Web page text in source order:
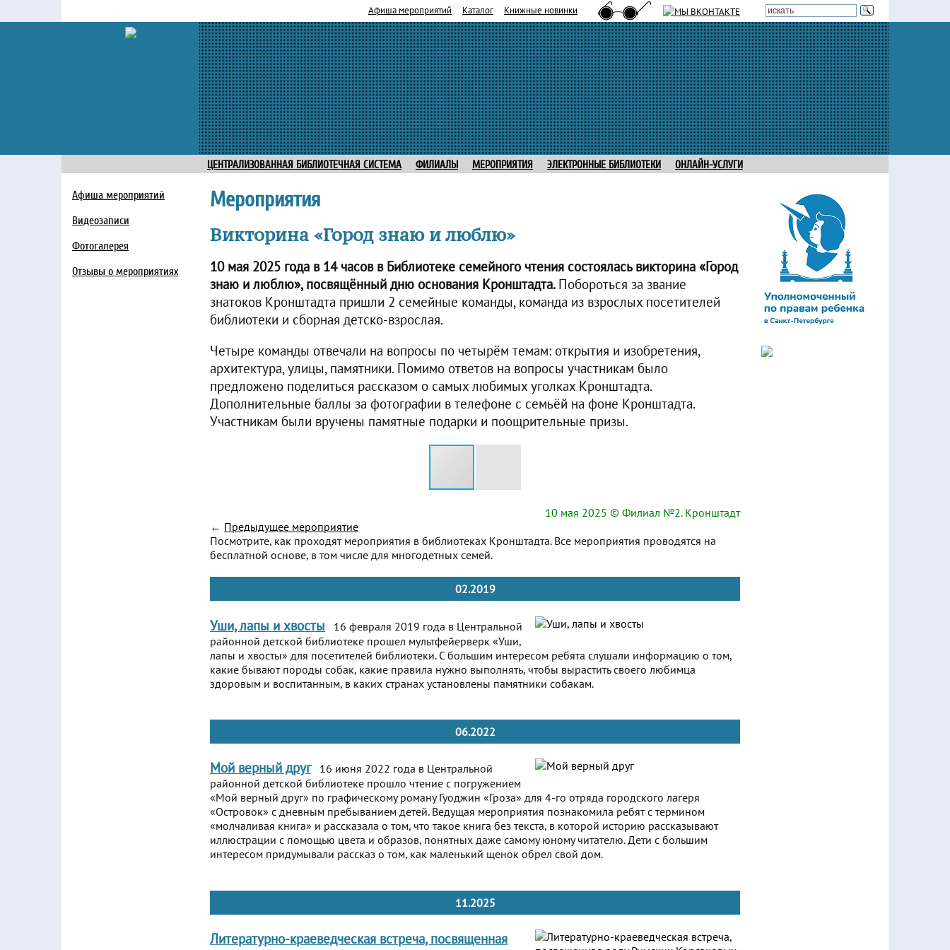
Афиша мероприятий Каталог Книжные новинки
ЦЕНТРАЛИЗОВАННАЯ БИБЛИОТЕЧНАЯ СИСТЕМА ФИЛИАЛЫ МЕРОПРИЯТИЯ ЭЛЕКТРОННЫЕ БИБЛИОТЕКИ ОНЛАЙН-УСЛУГИ
Афиша мероприятий
Видеозаписи
Фотогалерея
Отзывы о мероприятиях
Мероприятия
Викторина «Город знаю и люблю»
10 мая 2025 года в 14 часов в Библиотеке семейного чтения состоялась викторина «Город
знаю и люблю», посвящённый дню основания Кронштадта. Побороться за звание
знатоков Кронштадта пришли 2 семейные команды, команда из взрослых посетителей
библиотеки и сборная детско-взрослая.
Четыре команды отвечали на вопросы по четырём темам: открытия и изобретения,
архитектура, улицы, памятники. Помимо ответов на вопросы участникам было
предложено поделиться рассказом о самых любимых уголках Кронштадта.
Дополнительные баллы за фотографии в телефоне с семьёй на фоне Кронштадта.
Участникам были вручены памятные подарки и поощрительные призы.
10 мая 2025 © Филиал №2. Кронштадт
← Предыдущее мероприятие
Посмотрите, как проходят мероприятия в библиотеках Кронштадта. Все мероприятия проводятся на
бесплатной основе, в том числе для многодетных семей.
02.2019
Уши, лапы и хвосты
16 февраля 2019 года в Центральной
районной детской библиотеке прошел мультфейерверк «Уши,
лапы и хвосты» для посетителей библиотеки. С большим интересом ребята слушали информацию о том,
какие бывают породы собак, какие правила нужно выполнять, чтобы вырастить своего любимца
здоровым и воспитанным, в каких странах установлены памятники собакам.
06.2022
Мой верный друг
16 июня 2022 года в Центральной
районной детской библиотеке прошло чтение с погружением
«Мой верный друг» по графическому роману Гуоджин «Гроза» для 4-го отряда городского лагеря
«Островок» с дневным пребыванием детей. Ведущая мероприятия познакомила ребят с термином
«молчаливая книга» и рассказала о том, что такое книга без текста, в которой историю рассказывают
иллюстрации с помощью цвета и образов, понятных даже самому юному читателю. Дети с большим
интересом придумывали рассказ о том, как маленький щенок обрел свой дом.
11.2025
Литературно-краеведческая встреча, посвященная